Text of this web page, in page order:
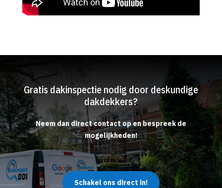
Gratis dakinspectie nodig door deskundige
dakdekkers?
Neem dan direct contact op en bespreek de
mogelijkheden!
Schakel ons direct in!